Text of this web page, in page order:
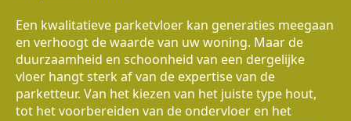
Een kwalitatieve parketvloer kan generaties meegaan
en verhoogt de waarde van uw woning. Maar de
duurzaamheid en schoonheid van een dergelijke
vloer hangt sterk af van de expertise van de
parketteur. Van het kiezen van het juiste type hout,
tot het voorbereiden van de ondervloer en het